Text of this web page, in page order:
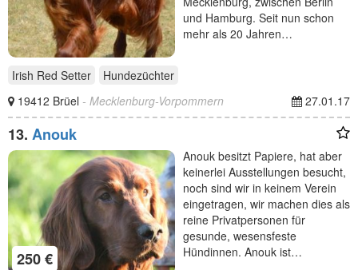
und Hamburg. Seit nun schon
mehr als 20 Jahren…
Irish Red Setter
Hundezüchter
19412 Brüel - Mecklenburg-Vorpommern 27.01.17
13. Anouk
250 €
Anouk besitzt Papiere, hat aber
keinerlei Ausstellungen besucht,
noch sind wir in keinem Verein
eingetragen, wir machen dies als
reine Privatpersonen für
gesunde, wesensfeste
Hündinnen. Anouk ist…